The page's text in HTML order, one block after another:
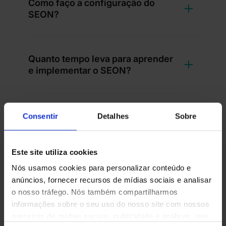
Consentir Detalhes Sobre
Este site utiliza cookies
Nós usamos cookies para personalizar conteúdo e
anúncios, fornecer recursos de mídias sociais e analisar
o nosso tráfego. Nós também compartilharmos
informações sobre o seu uso do nosso site com nossos
Como faço a configuração do
SEON?
Quanto tempo leva para aprender
e implementar o SEON?
<strong>Does SEON offer
<strong>For what industries does
SEON provide fraud prevention
services?</strong>